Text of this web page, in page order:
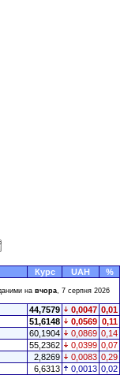
Курс UAH %
на вчора, 7 серпня 2026
44,7579 0,0047 0,01
51,6148 0,0569 0,11
60,1904 0,0869 0,14
55,2362 0,0399 0,07
2,8269 0,0083 0,29
6,6313 0,0013 0,02